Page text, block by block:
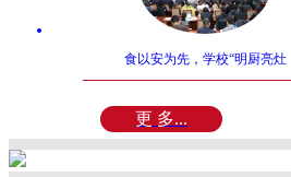
食以安为先，学校“明厨亮灶
更 多...